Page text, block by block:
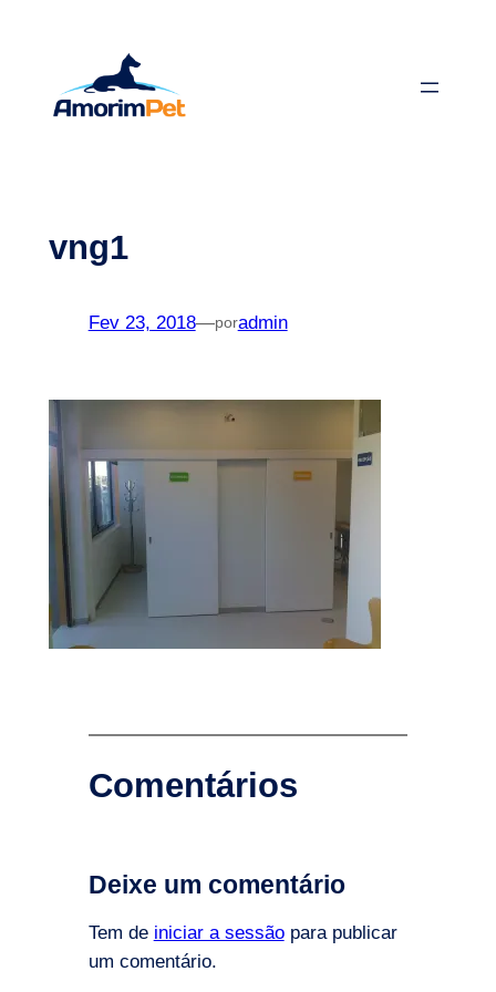
conteúdo
vng1
Fev 23, 2018—poradmin
Comentários
Deixe um comentário
Tem de iniciar a sessãopara publicar
um comentário.